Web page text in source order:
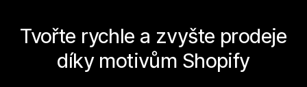
Tvořte rychle a zvyšte prodeje
díky motivům Shopify